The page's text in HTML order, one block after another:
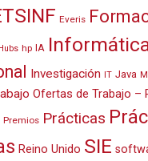
Everis
hp IA
Investigación IT Java
Ofertas de Trabajo –
Premios Prácticas
Reino Unido SIE